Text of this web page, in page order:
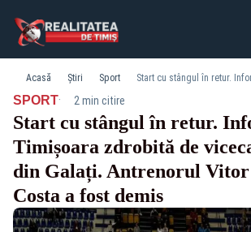
Acasă Știri Sport
SPORT· 2 min citire
Start cu stângul în retur.
Timișoara zdrobită de
din Galați. Antrenorul Vitor
Costa a fost demis